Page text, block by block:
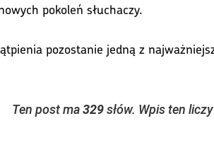
pokoleń słuchaczy.
pozostanie jedną z
Ten post ma329słów. Wpis ten liczy